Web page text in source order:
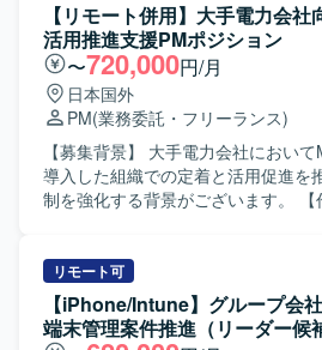
【リモート併用】大手電力会
活用推進支援PMポジション
〜720,000円/月
日本国外
PM(業務委託・フリーランス)
【募集背景】 大手電力会社におい
導入した組織での定着と活用促進を
制を強化する背景がございます。 【作業内容】 Copilotを導
には、Teams上での定期的な情報発
促進、情報発信スケジュールの策定
活用術やTips、最新アップデート情
向コミュニケーションを生む活性化
リモート可
【iPhone/Intune】グループ会
端末管理案件推進（リーダー候